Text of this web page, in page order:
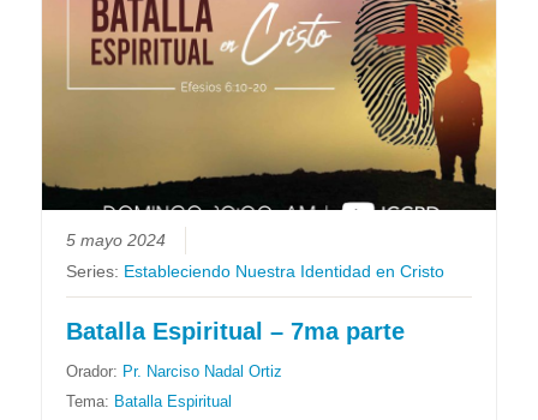
5 mayo 2024
Series: Estableciendo Nuestra Identidad en Cristo
Batalla Espiritual – 7ma parte
Orador: Pr. Narciso Nadal Ortiz
Tema: Batalla Espiritual